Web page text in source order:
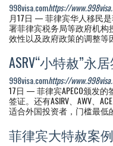
998visa.comhttps://
月17日 — 菲律宾华人移民
署菲律宾税务局等政府机
效性以及政府政策的调整等
ASRV“小特赦”永
998visa.comhttps://
17日 — 菲律宾APECO颁发
签证。还有ASIRV、AWV、
适合外国投资者，门槛最低的
菲律宾大特赦案